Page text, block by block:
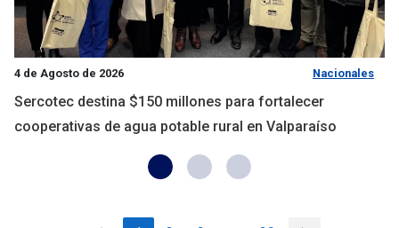
4 de Agosto de 2026 Nacionales
Sercotec destina $150 millones para fortalecer
cooperativas de agua potable rural en Valparaíso